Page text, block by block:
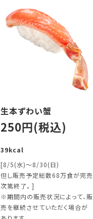
生本ずわい蟹
250円(税込)
39kcal
[8/5(水)～8/30(日)
但し販売予定総数68万食が完売
次第終了。]
※期間内の販売状況によって、販
売を継続させていただく場合が